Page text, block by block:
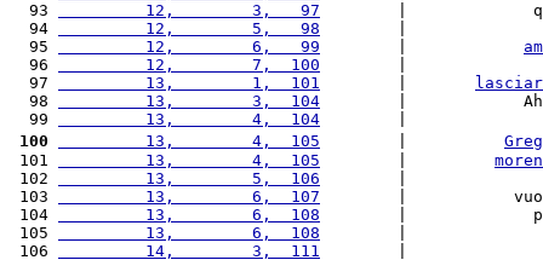
  93
         12,        3,   97
|
  94
         12,        5,   98
  95
         12,        6,   99
  96
         12,        7,  100
  97
         13,        1,  101
  98
         13,        3,  104
|
  99
         13,        4,  104
100
         13,        4,  105
101
         13,        4,  105
102
         13,        5,  106
103
         13,        6,  107
|
104
         13,        6,  108
|
105
         13,        6,  108
106
         14,        3,  111